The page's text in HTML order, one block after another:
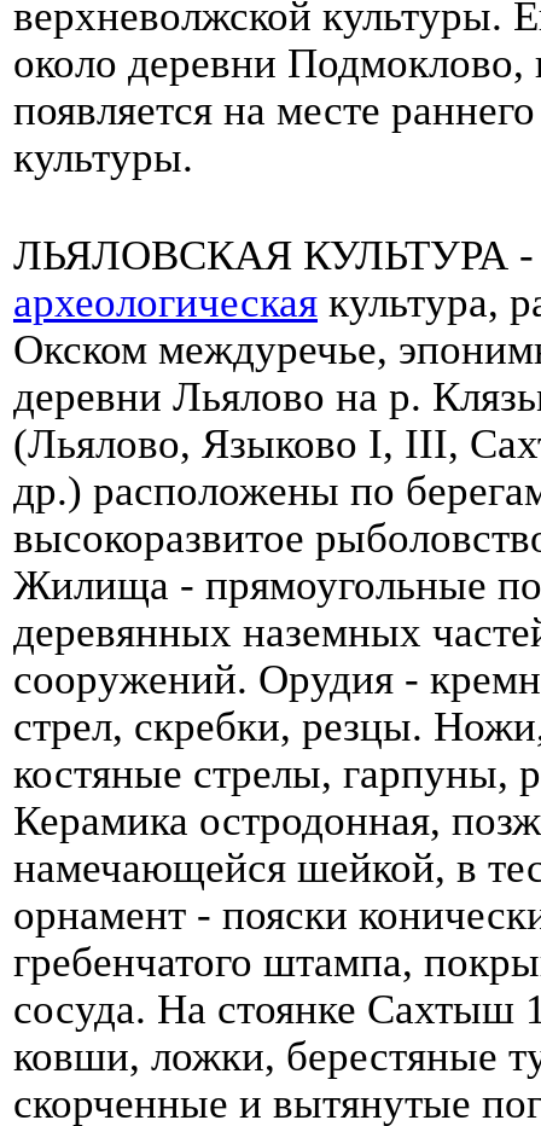
верхневолжской культуры.
около деревни Подмоклово,
появляется на месте
культуры.
ЛЬЯЛОВСКАЯ КУЛЬТУРА -
археологическая культура,
Окском междуречье,
деревни Льялово на р.
(Льялово, Языково I, III,
др.) расположены по
высокоразвитое
Жилища - прямоугольные
деревянных наземных
сооружений. Орудия -
стрел, скребки, резцы.
костяные стрелы, гарпуны,
Керамика остродонная,
намечающейся шейкой, в
орнамент - пояски
гребенчатого штампа,
сосуда. На стоянке Сахтыш
ковши, ложки, берестяные
скорченные и вытянутые